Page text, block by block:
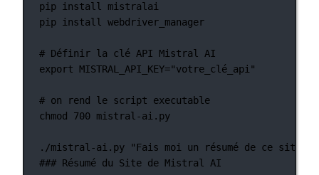
pip
install
mistralai
pip
install webdriver_manager
# Définir la clé API Mistral AI
export MISTRAL_API_KEY="votre_clé_api"
# on rend le script executable
chmod
700 mistral-ai.py
./mistral-ai.py
"Fais moi un résumé de ce
### Résumé du Site de Mistral AI